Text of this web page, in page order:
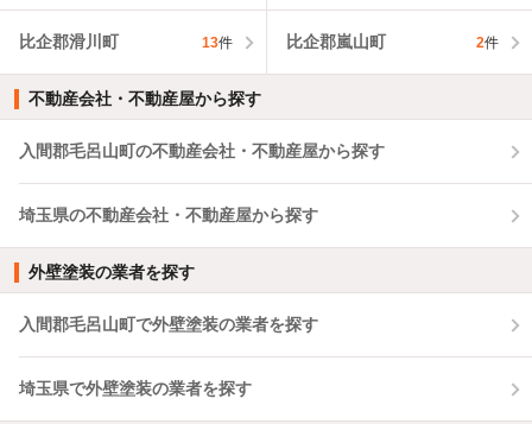
比企郡滑川町 13件 比企郡嵐山町 2件
不動産会社・不動産屋から探す
入間郡毛呂山町の不動産会社・不動産屋から探す
埼玉県の不動産会社・不動産屋から探す
外壁塗装の業者を探す
入間郡毛呂山町で外壁塗装の業者を探す
埼玉県で外壁塗装の業者を探す